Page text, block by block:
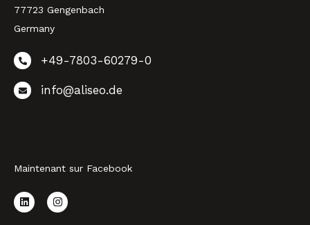
77723 Gengenbach
Germany
+49-7803-60279-0
info@aliseo.de
Maintenant sur Facebook